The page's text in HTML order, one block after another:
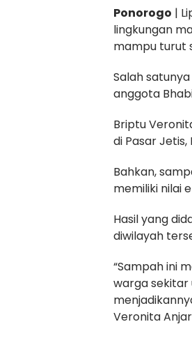
Ponorogo |
lingkungan
mampu turut
Salah
anggota
Briptu
di Pasar Jetis,
Bahkan,
memiliki nilai
Hasil yang
diwilayah
“Sampah ini
warga sekitar
Veronita